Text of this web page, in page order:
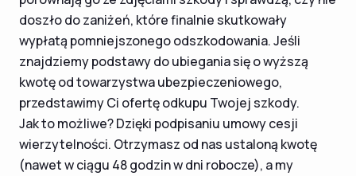
doszło do zaniżeń, które finalnie skutkowały
wypłatą pomniejszonego odszkodowania. Jeśli
znajdziemy podstawy do ubiegania się o wyższą
kwotę od towarzystwa ubezpieczeniowego,
przedstawimy Ci ofertę odkupu Twojej szkody.
Jak to możliwe? Dzięki podpisaniu umowy cesji
wierzytelności. Otrzymasz od nas ustaloną kwotę
(nawet w ciągu 48 godzin w dni robocze), a my